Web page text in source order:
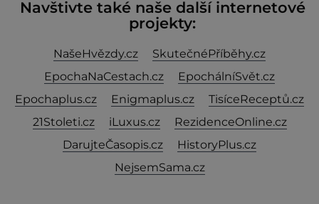
Navštivte také naše další internetové
projekty:
NašeHvězdy.cz
SkutečnéPříběhy.cz
EpochaNaCestach.cz
EpochálníSvět.cz
Epochaplus.cz
Enigmaplus.cz
TisíceReceptů.cz
21Stoleti.cz
iLuxus.cz
RezidenceOnline.cz
DarujteČasopis.cz
HistoryPlus.cz
NejsemSama.cz